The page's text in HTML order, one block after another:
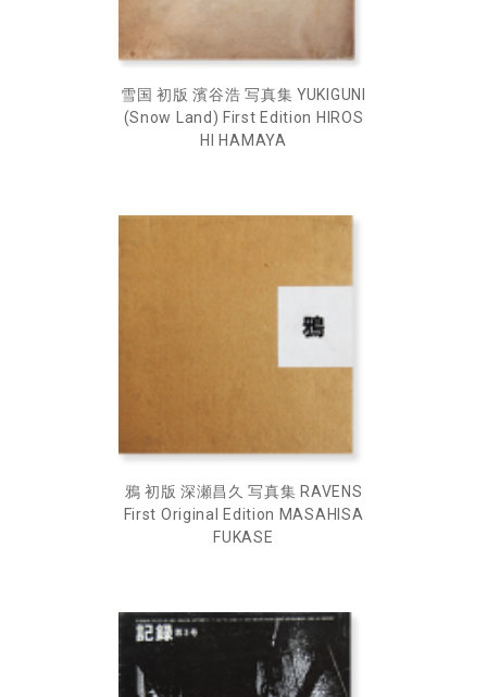
雪国 初版 濱谷浩 写真集 YUKIGUNI
(Snow Land) First Edition HIROS
HI HAMAYA
鴉 初版 深瀬昌久 写真集 RAVENS
First Original Edition MASAHISA
FUKASE